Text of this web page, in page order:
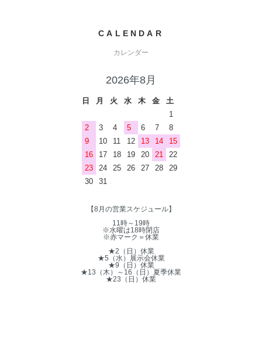
CALENDAR
カレンダー
2026年8月
日 月 火 水 木 金
土
1
2
3 4 5 6 7
8
9
10 11 12 13 14
15
16
17 18 19 20 21
22
23
24 25 26 27 28
29
30
31
【8月の営業スケジュール】
11時～19時
※水曜は18時閉店
※赤マーク＝休業
★2（日）休業
★5（水）展示会休業
★9（日）休業
★13（木）～16（日）夏季休業
★23（日）休業